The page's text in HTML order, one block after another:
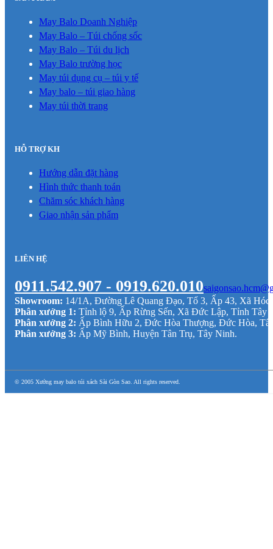
May Balo Doanh Nghiệp
May Balo – Túi chống sốc
May Balo – Túi du lịch
May Balo trường học
May túi dụng cụ – túi y tế
May balo – túi giao hàng
May túi thời trang
HỖ TRỢ KH
Hướng dẫn đặt hàng
Hình thức thanh toán
Chăm sóc khách hàng
Giao nhận sản phẩm
LIÊN HỆ
0911.542.907 - 0919.620.010
Showroom: 14/1A, Đường Lê Quang Đạo, Tổ 3, Ấp 43, Xã Hóc
Phân xưởng 1: Tỉnh lộ 9, Ấp Rừng Sến, Xã Đức Lập, Tỉnh Tây
Phân xưởng 2: Ấp Bình Hữu 2, Đức Hòa Thượng, Đức Hòa,
Phân xưởng 3: Ấp Mỹ Bình, Huyện Tân Trụ, Tây Ninh.
© 2005 Xưởng may balo túi xách Sài Gòn Sao. All rights reserved.